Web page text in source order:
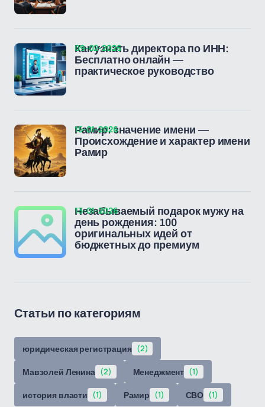
Как узнать директора по ИНН:
Бесплатно онлайн —
практическое руководство
09-02-2026
Рамир: значение имени —
Происхождение и характер имени
Рамир
15-01-2026
Незабываемый подарок мужу на
день рождения: 100
оригинальных идей от
бюджетных до премиум
13-01-2026
Статьи по категориям
юридическая регистрация (2)
Мавзолей Ленина (2) Менеджмент (1)
история власти (1) Рамир (1) СВО (1)